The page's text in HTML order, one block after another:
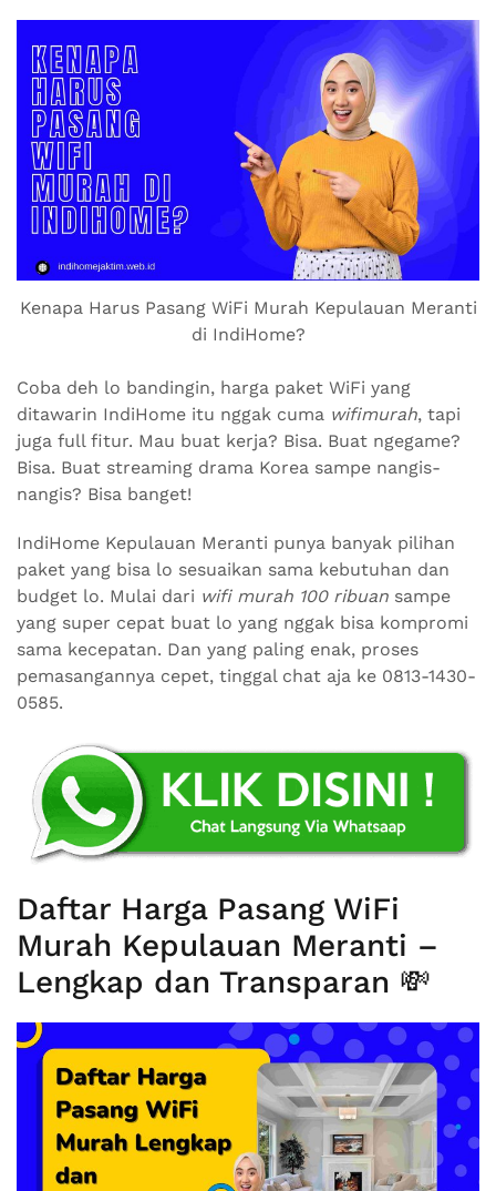
Kenapa Harus Pasang WiFi Murah Kepulauan Meranti
di IndiHome?
Coba deh lo bandingin, harga paket WiFi yang
ditawarin IndiHome itu nggak cuma wifimurah, tapi
juga full fitur. Mau buat kerja? Bisa. Buat ngegame?
Bisa. Buat streaming drama Korea sampe nangis-
nangis? Bisa banget!
IndiHome Kepulauan Meranti punya banyak pilihan
paket yang bisa lo sesuaikan sama kebutuhan dan
budget lo. Mulai dari wifi murah 100 ribuan sampe
yang super cepat buat lo yang nggak bisa kompromi
sama kecepatan. Dan yang paling enak, proses
pemasangannya cepet, tinggal chat aja ke 0813-1430-
0585.
Daftar Harga Pasang WiFi
Murah Kepulauan Meranti –
Lengkap dan Transparan 💸